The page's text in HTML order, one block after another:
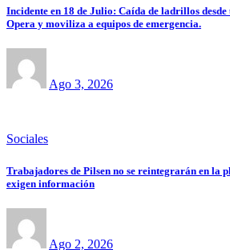
Incidente en 18 de Julio: Caída de ladrillos
Opera y moviliza a equipos de emergencia.
Ago 3, 2026
Sociales
Trabajadores de Pilsen no se reintegrarán en la
exigen información
Ago 2, 2026